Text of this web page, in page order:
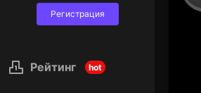
Регистрация
Рейтинг hot